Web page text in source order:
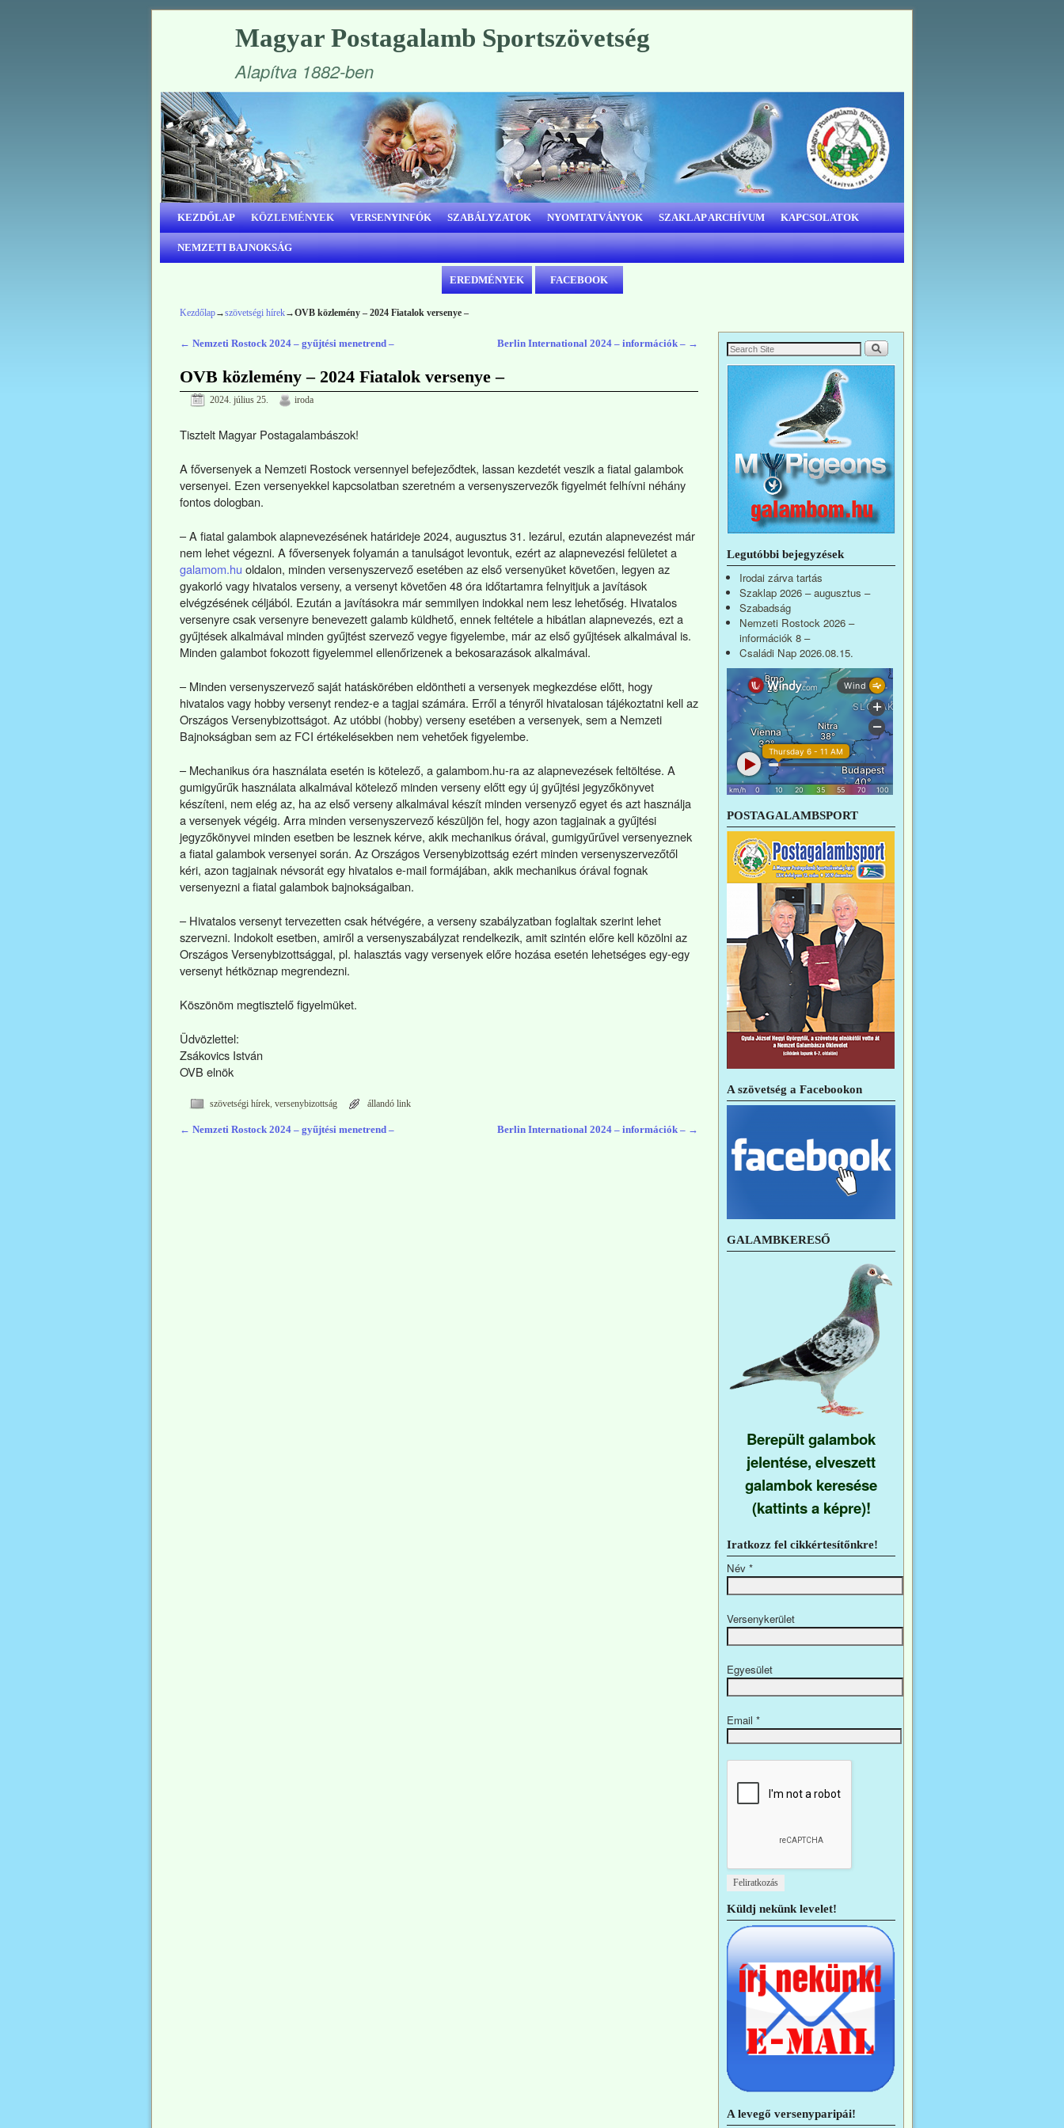
Magyar Postagalamb Sportszövetség
Alapítva 1882-ben
Ugrás a főtartalomra
Ugrás a másodlagos tartalomra
KEZDŐLAP KÖZLEMÉNYEK VERSENYINFÓK SZABÁLYZATOK NYOMTATVÁNYOK SZAKLAP ARCHÍVUM KAPCSOLATOK
NEMZETI BAJNOKSÁG
EREDMÉNYEK FACEBOOK
Kezdőlap→szövetségi hírek→OVB közlemény – 2024 Fiatalok versenye –
Bejegyzés navigáció
← Nemzeti Rostock 2024 – gyűjtési menetrend – Berlin International 2024 – információk – →
OVB közlemény – 2024 Fiatalok versenye –
2024. július 25. iroda
Tisztelt Magyar Postagalambászok!
A főversenyek a Nemzeti Rostock versennyel befejeződtek, lassan kezdetét veszik a fiatal galambok
versenyei. Ezen versenyekkel kapcsolatban szeretném a versenyszervezők figyelmét felhívni néhány
fontos dologban.
– A fiatal galambok alapnevezésének határideje 2024, augusztus 31. lezárul, ezután alapnevezést már
nem lehet végezni. A főversenyek folyamán a tanulságot levontuk, ezért az alapnevezési felületet a
galamom.hu oldalon, minden versenyszervező esetében az első versenyüket követően, legyen az
gyakorló vagy hivatalos verseny, a versenyt követően 48 óra időtartamra felnyitjuk a javítások
elvégzésének céljából. Ezután a javításokra már semmilyen indokkal nem lesz lehetőség. Hivatalos
versenyre csak versenyre benevezett galamb küldhető, ennek feltétele a hibátlan alapnevezés, ezt a
gyűjtések alkalmával minden gyűjtést szervező vegye figyelembe, már az első gyűjtések alkalmával is.
Minden galambot fokozott figyelemmel ellenőrizenek a bekosarazások alkalmával.
– Minden versenyszervező saját hatáskörében eldöntheti a versenyek megkezdése előtt, hogy
hivatalos vagy hobby versenyt rendez-e a tagjai számára. Erről a tényről hivatalosan tájékoztatni kell az
Országos Versenybizottságot. Az utóbbi (hobby) verseny esetében a versenyek, sem a Nemzeti
Bajnokságban sem az FCI értékelésekben nem vehetőek figyelembe.
– Mechanikus óra használata esetén is kötelező, a galambom.hu-ra az alapnevezések feltöltése. A
gumigyűrűk használata alkalmával kötelező minden verseny előtt egy új gyűjtési jegyzőkönyvet
készíteni, nem elég az, ha az első verseny alkalmával készít minden versenyző egyet és azt használja
a versenyek végéig. Arra minden versenyszervező készüljön fel, hogy azon tagjainak a gyűjtési
jegyzőkönyvei minden esetben be lesznek kérve, akik mechanikus órával, gumigyűrűvel versenyeznek
a fiatal galambok versenyei során. Az Országos Versenybizottság ezért minden versenyszervezőtől
kéri, azon tagjainak névsorát egy hivatalos e-mail formájában, akik mechanikus órával fognak
versenyezni a fiatal galambok bajnokságaiban.
– Hivatalos versenyt tervezetten csak hétvégére, a verseny szabályzatban foglaltak szerint lehet
szervezni. Indokolt esetben, amiről a versenyszabályzat rendelkezik, amit szintén előre kell közölni az
Országos Versenybizottsággal, pl. halasztás vagy versenyek előre hozása esetén lehetséges egy-egy
versenyt hétköznap megrendezni.
Köszönöm megtisztelő figyelmüket.
Üdvözlettel:
Zsákovics István
OVB elnök
szövetségi hírek, versenybizottság állandó link
Bejegyzés navigáció
← Nemzeti Rostock 2024 – gyűjtési menetrend – Berlin International 2024 – információk – →
Legutóbbi bejegyzések
Irodai zárva tartás
Szaklap 2026 – augusztus –
Szabadság
Nemzeti Rostock 2026 –
információk 8 –
Családi Nap 2026.08.15.
POSTAGALAMBSPORT
A szövetség a Facebookon
GALAMBKERESŐ
Berepült galambok
jelentése, elveszett
galambok keresése
(kattints a képre)!
Iratkozz fel cikkértesítőnkre!
Név *
Versenykerület
Egyesület
Email *
Küldj nekünk levelet!
A levegő versenyparipái!